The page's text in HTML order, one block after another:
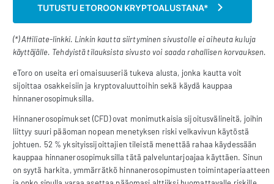
TUTUSTU ETOROON KRYPTOALUSTANA*
(*) Affiliate-linkki. Linkin kautta siirtyminen sivustolle ei aiheuta kuluja
käyttäjälle. Tehdyistä tilauksista sivusto voi saada rahallisen korvauksen.
eToro on useita eri omaisuuseriä tukeva alusta, jonka kautta voit
sijoittaa osakkeisiin ja kryptovaluuttoihin sekä käydä kauppaa
hinnanerosopimuksilla.
Hinnanerosopimukset (CFD) ovat monimutkaisia sijoitusvälineitä, joihin
liittyy suuri pääoman nopean menetyksen riski velkavivun käytöstä
johtuen. 52 % yksityissijoittajien tileistä menettää rahaa käydessään
kauppaa hinnanerosopimuksilla tätä palveluntarjoajaa käyttäen. Sinun
on syytä harkita, ymmärrätkö hinnanerosopimusten toimintaperiaatteen